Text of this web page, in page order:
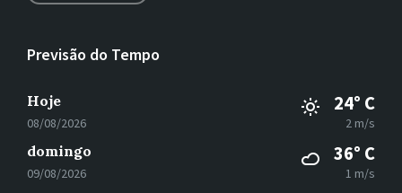
Previsão do Tempo
Hoje
08/08/2026
24° C
2 m/s
domingo
09/08/2026
36° C
1 m/s